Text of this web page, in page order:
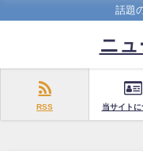
話題
ニ
RSS 当サイトに